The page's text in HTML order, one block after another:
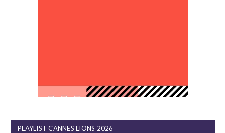
PLAYLIST CANNES LIONS 2026